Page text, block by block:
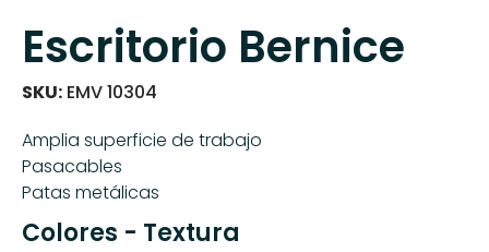
Escritorio Bernice
SKU: EMV 10304
Amplia superficie de trabajo
Pasacables
Patas metálicas
Colores - Textura